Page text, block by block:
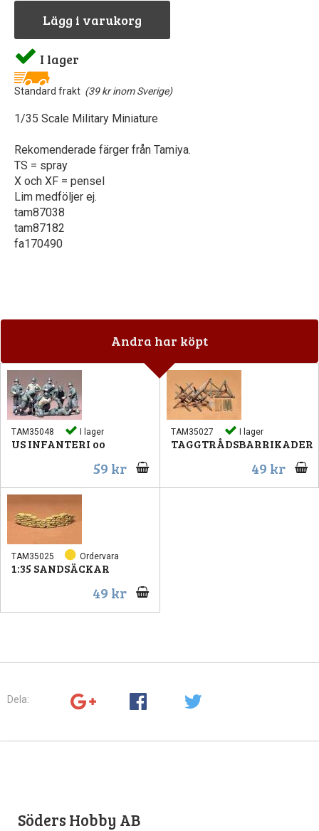
Lägg i varukorg
I lager
Standard frakt (39 kr inom Sverige)
1/35 Scale Military Miniature
Rekomenderade färger från Tamiya.
TS = spray
X och XF = pensel
Lim medföljer ej.
tam87038
tam87182
fa170490
Andra har köpt
TAM35048 I lager
US INFANTERI oo
59 kr
TAM35027 I lager
TAGGTRÅDSBARRIKADER
49 kr
TAM35025 Ordervara
1:35 SANDSÄCKAR
49 kr
Dela:
Söders Hobby AB